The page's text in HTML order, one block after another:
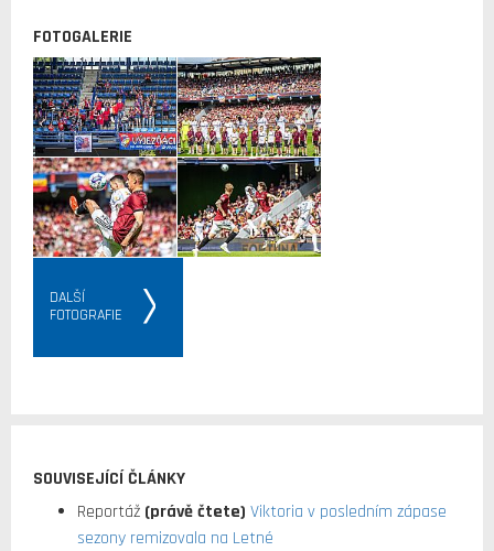
FOTOGALERIE
DALŠÍ
FOTOGRAFIE
SOUVISEJÍCÍ ČLÁNKY
Reportáž (právě čtete) Viktoria v posledním zápase
sezony remizovala na Letné